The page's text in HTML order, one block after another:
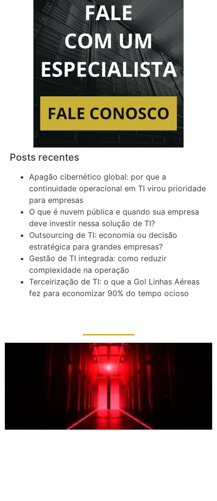
Posts recentes
Apagão cibernético global: por que a
continuidade operacional em TI virou prioridade
para empresas
O que é nuvem pública e quando sua empresa
deve investir nessa solução de TI?
Outsourcing de TI: economia ou decisão
estratégica para grandes empresas?
Gestão de TI integrada: como reduzir
complexidade na operação
Terceirização de TI: o que a Gol Linhas Aéreas
fez para economizar 90% do tempo ocioso